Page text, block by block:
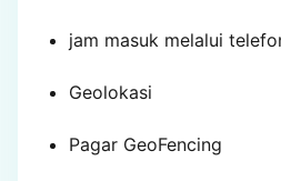
jam masuk melalui
Geolokasi
Pagar GeoFencing